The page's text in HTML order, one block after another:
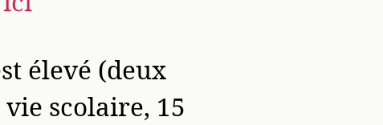
élevé (deux
scolaire, 15